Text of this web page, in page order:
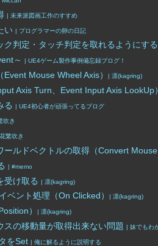
| 未来派図画工作のすすめ
い | プログラマーの卵の日記
ク判定・タッチ判定を取れるようにす
～ | UE4ゲーム製作事例備忘録ブログ！
Mouse Wheel Axis） | 凛(kagring)
Axis Turn、Event Input Axis LookUp）
る | UE4初心者が頑張ってるブログ
吹き
繁吹き
ルドベクトルの取得（Convert
| #memo
受け取る | 凛(kagring)
ベント処理（On Clicked） | 凛(kagring)
） | 凛(kagring)
の移動量が取得出来ない問題 | 妹でもわ
をSet | 俺に解るように説明する